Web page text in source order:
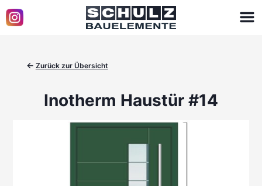
← Zurück zur Übersicht
Inotherm Haustür #14